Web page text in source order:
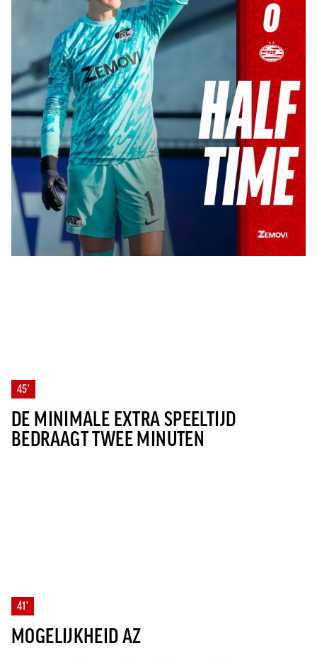
45'
DE MINIMALE EXTRA SPEELTIJD
BEDRAAGT TWEE MINUTEN
41'
MOGELIJKHEID AZ